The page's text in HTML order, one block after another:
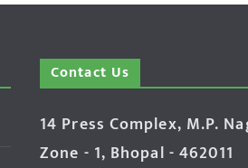
Contact Us
14 Press Complex, M.P.
Zone - 1, Bhopal - 462011